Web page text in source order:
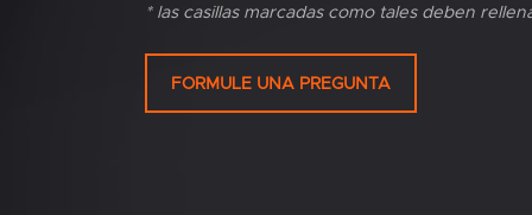
* las casillas marcadas como tales deben